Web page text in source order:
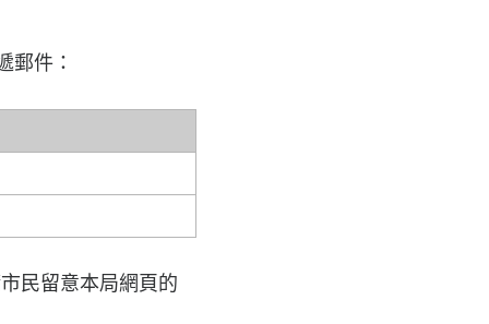
郵件：
民留意本局網頁的